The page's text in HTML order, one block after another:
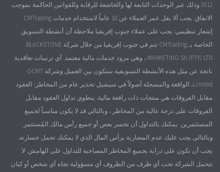
2012 وذلك عبر الوحدات التابعة لها والخاضعة للرقابة وللقوانين الحاكمة بموجب
الاتفاق. يجب ألا يقل عمر العملاء عن 18 عاماً لاستخدام خدمات CMTrading
إشعار تنظيمي: يجب على عملاء جنوب إفريقيا ملاحظة أن أنشطة التسويق
الخاصة بـ CMTrading تتم في جنوب إفريقيا من خلال شركة BLACKSTONE
MARKETING SA (PTY) LTD ، وهي مزود خدمات مالية معتمد. أي ترتيبات تعاقدية
ناتجة عن مثل هذه الأنشطة التسويقية ستكون بين العميل وشركة GCMT
Limited، الواقعة والمسجلة أصولاً في سيشيل تحذير عام من المخاطر: العقود
مقابل الفروقات هي منتجات ذات رافعة مالية. ينطوي تداول العقود مقابل
الفروقات على درجة عالية من المخاطر ، وبالتالي قد لا يكون مناسباً لجميع
المستثمرين. يمكنك بالتداول أن تخسر بعض أو جميع رأس مالك المُستثمر
وبالتالي يجب عليك عدم المضاربة برأس المال الذي لا يمكنك تحمل خسارته.
يجب أن تكون على دراية بجميع المخاطر المصاحبة للتداول على الهامش. لا
تتحمل الشركة تحت أي ظرف من الظروف أي مسؤولية تجاه أي شخص أو كيان